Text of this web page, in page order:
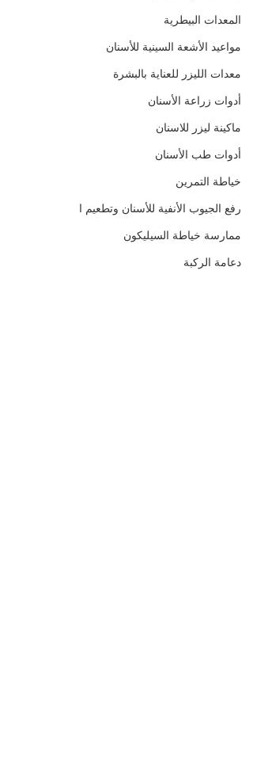
المعدات البيطرية
مواعيد الأشعة السينية للأسنان
معدات الليزر للعناية بالبشرة
أدوات زراعة الأسنان
ماكينة ليزر للاسنان
أدوات طب الأسنان
خياطة التمرين
رفع الجيوب الأنفية للأسنان وتطعيم ا
ممارسة خياطة السيليكون
دعامة الركبة